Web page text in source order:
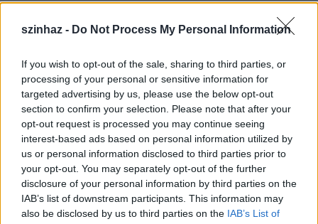
szinhaz - Do Not Process My Personal Information
If you wish to opt-out of the sale, sharing to third parties, or
processing of your personal or sensitive information for
targeted advertising by us, please use the below opt-out
section to confirm your selection. Please note that after your
opt-out request is processed you may continue seeing
interest-based ads based on personal information utilized by
us or personal information disclosed to third parties prior to
your opt-out. You may separately opt-out of the further
disclosure of your personal information by third parties on the
IAB’s list of downstream participants. This information may
also be disclosed by us to third parties on the IAB’s List of